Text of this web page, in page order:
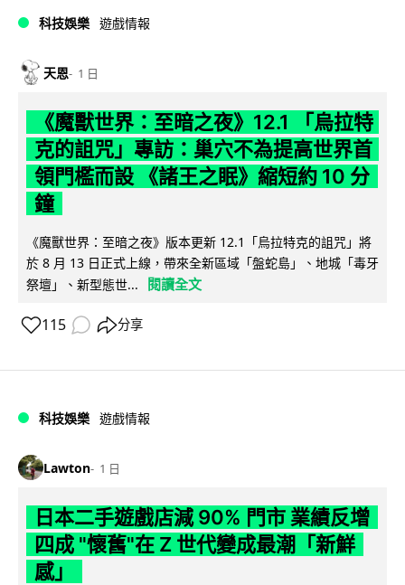
科技娛樂 遊戲情報
天恩 1 日
《魔獸世界：至暗之夜》12.1 「烏拉特
克的詛咒」專訪：巢穴不為提高世界首
領門檻而設 《諸王之眠》縮短約 10 分
鐘
《魔獸世界：至暗之夜》版本更新 12.1「烏拉特克的詛咒」將
於 8 月 13 日正式上線，帶來全新區域「盤蛇島」、地城「毒牙
祭壇」、新型態世...
閱讀全文
115 分享
科技娛樂 遊戲情報
Lawton 1 日
日本二手遊戲店減 90% 門市 業績反增
四成 "懷舊"在 Z 世代變成最潮「新鮮
感」